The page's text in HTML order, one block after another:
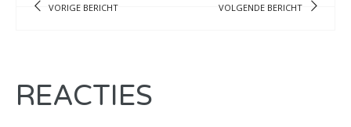
VORIGE BERICHT VOLGENDE BERICHT
REACTIES